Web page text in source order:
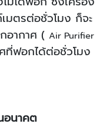
มตรต่อชั่วโมง ก็จะ
อากาศ ( Air Purifier
ที่ฟอกได้ต่อชั่วโมง
อนาคต